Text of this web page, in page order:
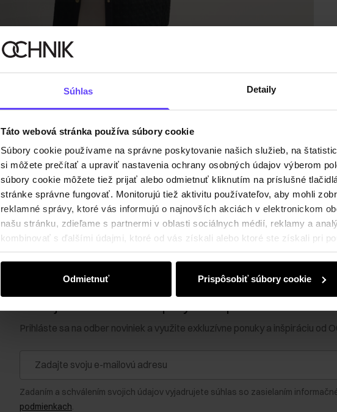
Súhlas Detaily
Táto webová stránka používa súbory cookie
Súbory cookie používame na správne poskytovanie našich služieb, na
si môžete prečítať a upraviť nastavenia ochrany osobných údajov výberom
súbory cookie môžete tiež prijať alebo odmietnuť kliknutím na príslušné
stránke správne fungovať. Monitorujú tiež aktivitu používateľov, aby mohli
reklamné správy, ktoré vás informujú o najnovších akciách v elektronickom
našu stránku, zdieľame s partnermi v oblasti sociálnych médií, reklamy a
kombinovať s ďalšími údajmi, ktoré od vás získali alebo ktoré ste získali pri
Odmietnuť Prispôsobiť súbory cookie
Prihláste sa na odber noviniek a využite exkluzívne ponuky a inšpiráciu od
Zadaním a schválením svojich údajov vyjadrujete súhlas so zasielaním
podmienkach.